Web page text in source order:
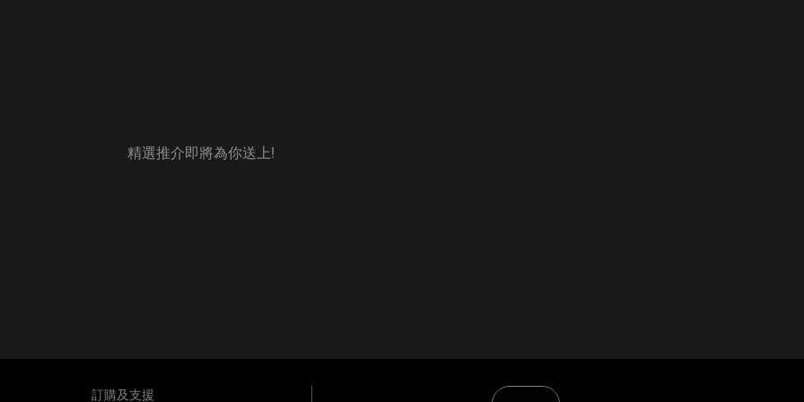
精選推介即將為你送上!
訂購及支援